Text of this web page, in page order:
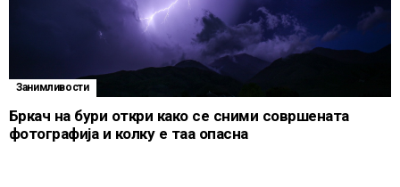
Занимливости
Бркач на бури откри како се сними совршената
фотографија и колку е таа опасна